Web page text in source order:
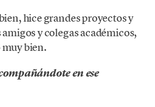
hice grandes proyectos y
y colegas académicos,
muy bien.
en ese